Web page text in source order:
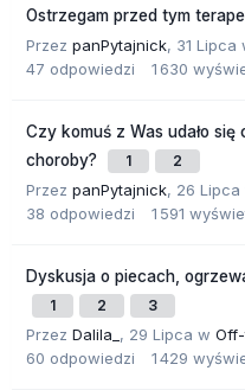
Ostrzegam przed tym
Przez panPytajnick, 31 Lipca
47 odpowiedzi 1 630
Czy komuś z Was udało się
choroby?
1 2
Przez panPytajnick, 26 Lipca
38 odpowiedzi 1 591
Dyskusja o piecach,
1 2 3
Przez Dalila_ , 29 Lipca w
60 odpowiedzi 1 429